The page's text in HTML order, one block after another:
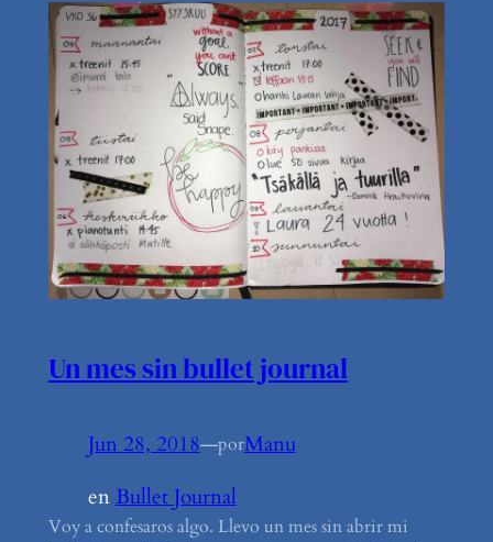
Un mes sin bullet journal
Jun 28, 2018—porManu
enBullet Journal
Voy a confesaros algo. Llevo un mes sin abrir mi